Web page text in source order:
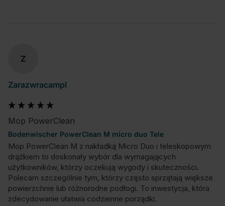
Z
Zarazwracampl
Mop PowerClean
Bodenwischer PowerClean M micro duo Tele
Mop PowerClean M z nakładką Micro Duo i teleskopowym
drążkiem to doskonały wybór dla wymagających
użytkowników, którzy oczekują wygody i skuteczności.
Polecam szczególnie tym, którzy często sprzątają większe
powierzchnie lub różnorodne podłogi. To inwestycja, która
zdecydowanie ułatwia codzienne porządki.